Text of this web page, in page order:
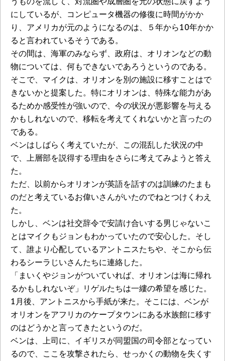
にしているが、コンピュータ機器の修復に時間がかか
り、アメリカが元のようになるのは、５年から10年かか
ると言われているそうである。
その間は、海軍のみならず、政府は、オリオンなどの動
物については、何もできないであろうというのである。
そこで、マイクは、オリオンを別の施設に移すことはで
きないかと提案した。特にオリオンは、特殊な能力があ
るためか感受性が強いので、今の状況が悪影響を与える
かもしれないので、移転を考えてくれないかと言ったの
である。
ベンはしばらく考えていたが、この混乱した状況の中
で、上層部を説得する理由をさらに考えてみようと答え
た。
ただ、以前からオリオンが英語を話すのは訓練のたまも
のだと考えているお偉いさんがいたのでねとつけくわえ
た。
しかし、ベンは社交辞令で安請け合いする男じゃないこ
とはマイクもジョンもわかっていたので安心した。そし
て、誰より心配しているアントニスたちや、そこから伝
わるシーラじいさんたちに連絡した。
「まいくやジョンがついていれば、オリオンは海に帰れ
るかもしれないぞ」リゲルたちは一縷の希望を感じた。
1月後、アントニスから手紙が来た。そこには、ベンが
オリオンをアフリカのケープタウンにある水族館に移す
のはどうかと言ってきたというのだ。
ベンは、上司に、イギリスが同盟国の司令部となってい
るので、ここを攻撃されたら、せっかくの動物を失くす